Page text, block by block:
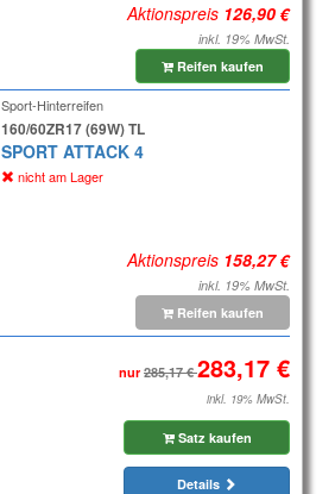
Aktionspreis
inkl. 19% MwSt.
Reifen kaufen
Sport-Hinterreifen
160/60ZR17 (69W) TL
SPORT ATTACK 4
nicht am Lager
Aktionspreis
inkl. 19% MwSt.
Reifen kaufen
nur
inkl. 19% MwSt.
Satz kaufen
Details